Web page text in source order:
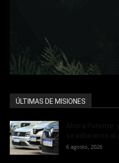
ÚLTIMAS DE MISIONES
6 agosto, 2026